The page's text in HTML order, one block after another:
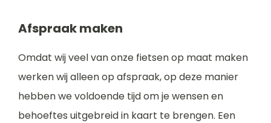
Afspraak maken
Omdat wij veel van onze fietsen op maat maken
werken wij alleen op afspraak, op deze manier
hebben we voldoende tijd om je wensen en
behoeftes uitgebreid in kaart te brengen. Een